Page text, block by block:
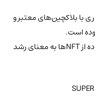
با بلاکچین‌های معتبر و
است.
افزایش استفاده از NFTها به معنای رشد